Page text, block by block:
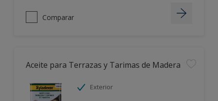
Comparar
Aceite para Terrazas y Tarimas de Madera
Exterior